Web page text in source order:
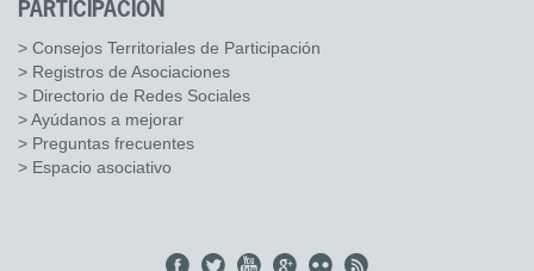
PARTICIPACIÓN
> Consejos Territoriales de Participación
> Registros de Asociaciones
> Directorio de Redes Sociales
> Ayúdanos a mejorar
> Preguntas frecuentes
> Espacio asociativo